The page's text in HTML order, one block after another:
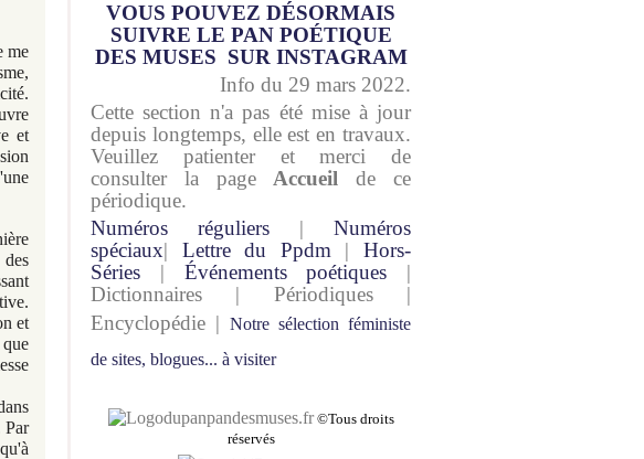
me
et
et
Par
VOUS POUVEZ DÉSORMAIS
SUIVRE LE PAN POÉTIQUE
DES MUSES SUR INSTAGRAM
Info du 29 mars 2022.
Cette section n'a pas été mise à jour
depuis longtemps, elle est en travaux.
Veuillez patienter et merci de
consulter la page Accueil de ce
périodique.
Numéros réguliers | Numéros
spéciaux| Lettre du Ppdm |Hors-
Séries | Événements poétiques |
Dictionnaires | Périodiques |
Encyclopédie | Notre sélection féministe
de sites, blogues... à visiter
pandesmuses.fr ©Tous droits
réservés